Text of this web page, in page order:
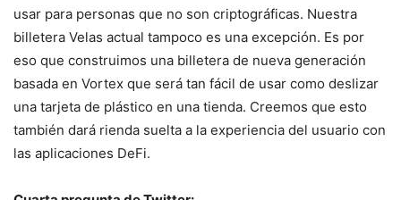
usar para personas que no son criptográficas. Nuestra
billetera Velas actual tampoco es una excepción. Es por
eso que construimos una billetera de nueva generación
basada en Vortex que será tan fácil de usar como deslizar
una tarjeta de plástico en una tienda. Creemos que esto
también dará rienda suelta a la experiencia del usuario con
las aplicaciones DeFi.